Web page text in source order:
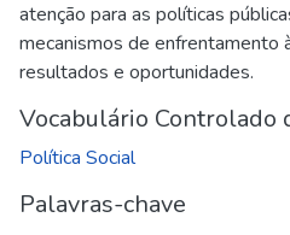
atenção para as políticas
mecanismos de enfrentamento
resultados e oportunidades.
Vocabulário Controlado
Política Social
Palavras-chave